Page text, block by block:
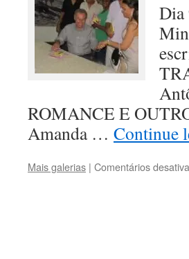
Dia
ROMANCE E
Amanda … Continue
Mais galerias | Comentários